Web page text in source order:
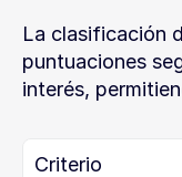
La clasificación
puntuaciones
interés,
Criterio